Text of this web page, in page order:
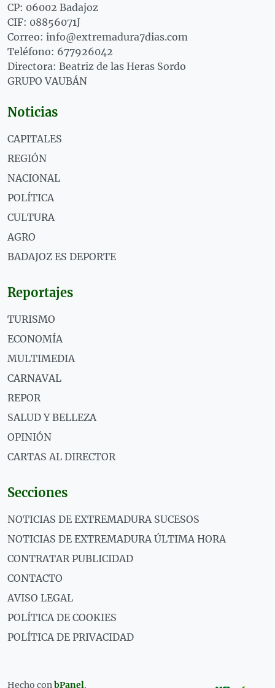
CP: 06002 Badajoz
CIF: 08856071J
Correo: info@extremadura7dias.com
Teléfono: 677926042
Directora: Beatriz de las Heras Sordo
GRUPO VAUBÁN
Noticias
CAPITALES
REGIÓN
NACIONAL
POLÍTICA
CULTURA
AGRO
BADAJOZ ES DEPORTE
Reportajes
TURISMO
ECONOMÍA
MULTIMEDIA
CARNAVAL
REPOR
SALUD Y BELLEZA
OPINIÓN
CARTAS AL DIRECTOR
Secciones
NOTICIAS DE EXTREMADURA SUCESOS
NOTICIAS DE EXTREMADURA ÚLTIMA HORA
CONTRATAR PUBLICIDAD
CONTACTO
AVISO LEGAL
POLÍTICA DE COOKIES
POLÍTICA DE PRIVACIDAD
Hecho conbPanel.